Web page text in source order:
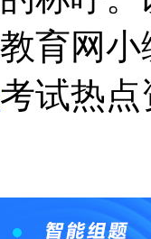
育网
考试热